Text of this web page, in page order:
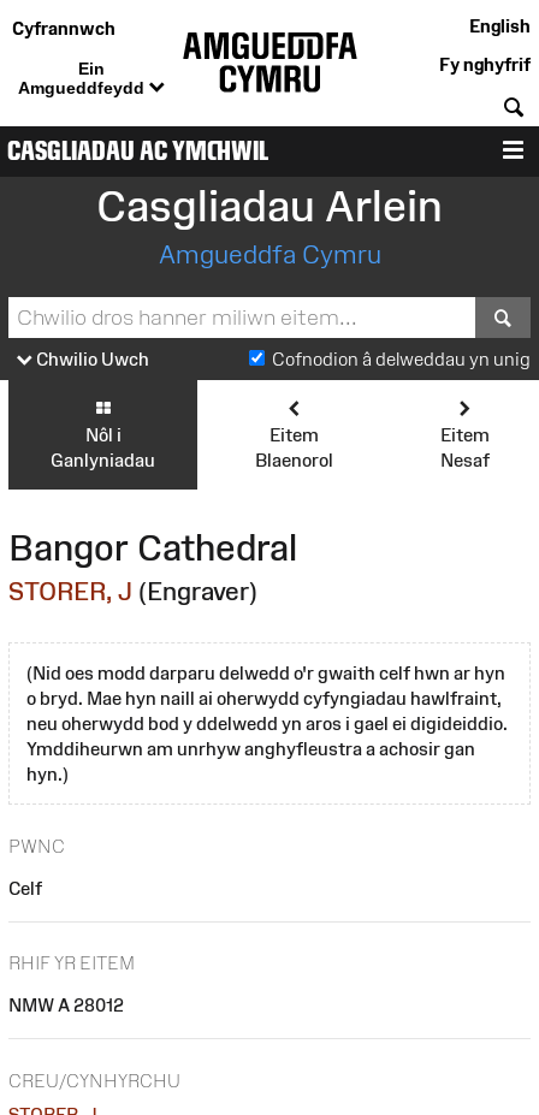
Cyfrannwch
Ein
Amgueddfeydd
English
Fy nghyfrif
CASGLIADAU AC YMCHWIL
Casgliadau Arlein
Amgueddfa Cymru
Chwilio Uwch Cofnodion â delweddau yn unig
Nôl i
Ganlyniadau
Eitem
Blaenorol
Eitem
Nesaf
Bangor Cathedral
STORER, J (Engraver)
(Nid oes modd darparu delwedd o'r gwaith celf hwn ar hyn
o bryd. Mae hyn naill ai oherwydd cyfyngiadau hawlfraint,
neu oherwydd bod y ddelwedd yn aros i gael ei digideiddio.
Ymddiheurwn am unrhyw anghyfleustra a achosir gan
hyn.)
PWNC
Celf
RHIF YR EITEM
NMW A 28012
CREU/CYNHYRCHU